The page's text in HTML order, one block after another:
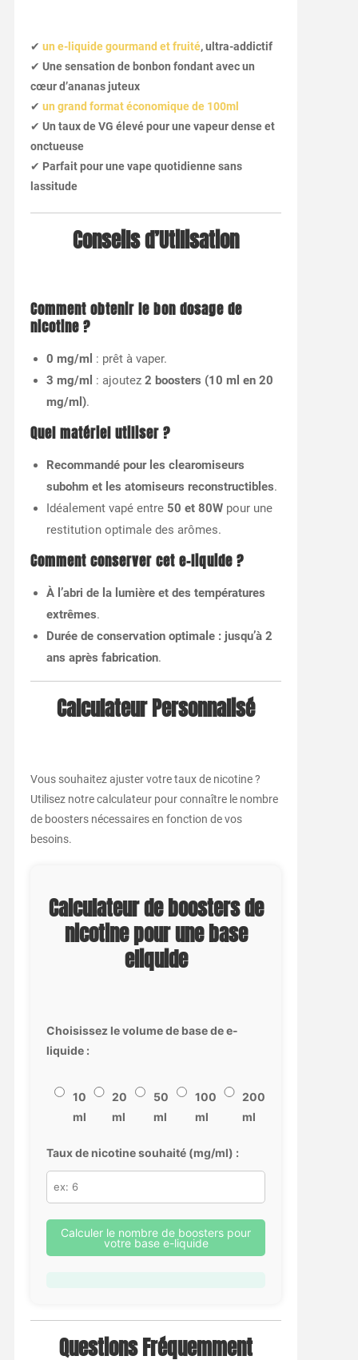
✔ un e-liquide gourmand et fruité, ultra-addictif
✔ Une sensation de bonbon fondant avec un
cœur d’ananas juteux
✔ un grand format économique de 100ml
✔ Un taux de VG élevé pour une vapeur dense et
onctueuse
✔ Parfait pour une vape quotidienne sans
lassitude
Conseils d’Utilisation
Comment obtenir le bon dosage de
nicotine ?
0 mg/ml : prêt à vaper.
3 mg/ml : ajoutez 2 boosters (10 ml en 20
mg/ml).
Quel matériel utiliser ?
Recommandé pour les clearomiseurs
subohm et les atomiseurs reconstructibles.
Idéalement vapé entre 50 et 80Wpour une
restitution optimale des arômes.
Comment conserver cet e-liquide ?
À l’abri de la lumière et des températures
extrêmes.
Durée de conservation optimale : jusqu’à 2
ans après fabrication.
Calculateur Personnalisé
Vous souhaitez ajuster votre taux de nicotine ?
Utilisez notre calculateur pour connaître le nombre
de boosters nécessaires en fonction de vos
besoins.
Calculateur de boosters de
nicotine pour une base
eliquide
Choisissez le volume de base de e-
liquide :
10
ml
20
ml
50
ml
100
ml
200
ml
Taux de nicotine souhaité (mg/ml) :
Calculer le nombre de boosters pour
votre base e-liquide
Questions Fréquemment